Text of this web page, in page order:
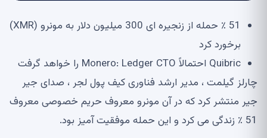
51 ٪ حمله از زنجیره ای 300 میلیون دلار به مونرو (XMR)
برخورد کرد
Quibric احتمالاً Monero: Ledger CTO را خواهد گرفت
چارلز گیلمت ، مدیر ارشد فناوری کیف پول لجر ، صدای جیر
جیر منتشر کرد که در آن مونرو معروف حریم خصوصی معروف
51 ٪ زندگی می کرد و این حمله موفقیت آمیز بود.